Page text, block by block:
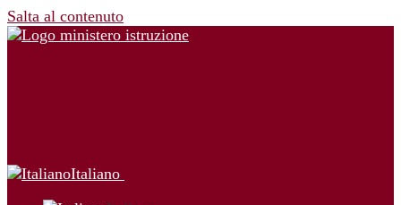
Salta al contenuto
Italiano